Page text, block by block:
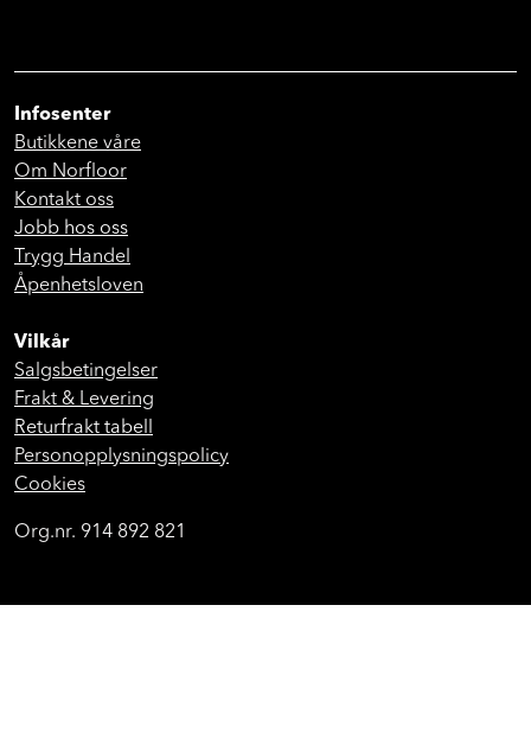
Infosenter
Butikkene våre
Om Norfloor
Kontakt oss
Jobb hos oss
Trygg Handel
Åpenhetsloven
Vilkår
Salgsbetingelser
Frakt & Levering
Returfrakt tabell
Personopplysningspolicy
Cookies
Org.nr. 914 892 821